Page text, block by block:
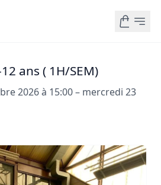
ans ( 1H/SEM)
2026 à 15:00 – mercredi 23